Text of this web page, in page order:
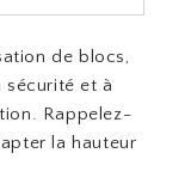
de blocs,
sécurité et à
Rappelez-
la hauteur